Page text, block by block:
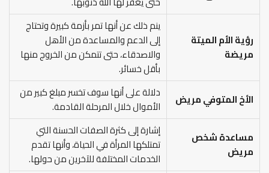
رؤية الأم الميتة
مريضة
ينم ذلك عن أنها تمر بأزمة كبيرة وتحتاج
إلى الدعم والمساعدة من الأهل
والاصدقاء، حتى تتمكن من الخروج منها
بأقل خسائر.
الأخ المتوفي مريض
دلالة على أنها سوف تخسر مبلغ كبير من
الأموال خلال المرحلة القادمة.
مساعدة شخص
مريض
إشارة إلى كثرة الصفات الحسنة التي
تمتلكها المرأة في الحياة، وأنها تقدم
الخدمات المختلفة للآخرين من حولها.